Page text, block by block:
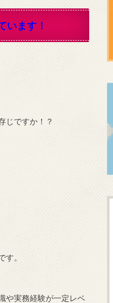
います！
じですか！？
す。
や実務経験が一定レベ